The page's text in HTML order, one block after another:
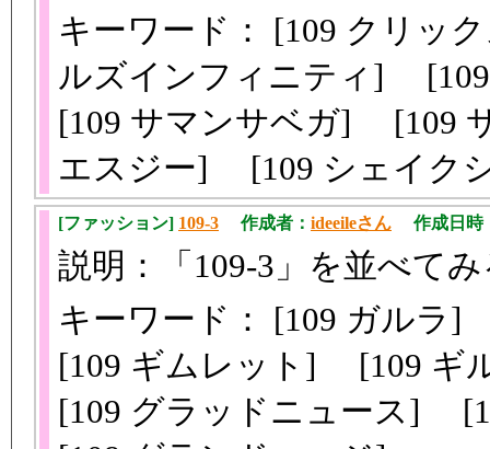
キーワード： [109 クリ
ルズインフィニティ]
[109 サマンサベガ] [109
エスジー] [109 シェイ
[ファッション] 109-3 作成者： ideeileさん 作成日時
説明：「109-3」を並べて
キーワード： [109 ガル
[109 ギムレット] [109
[109 グラッドニュース]